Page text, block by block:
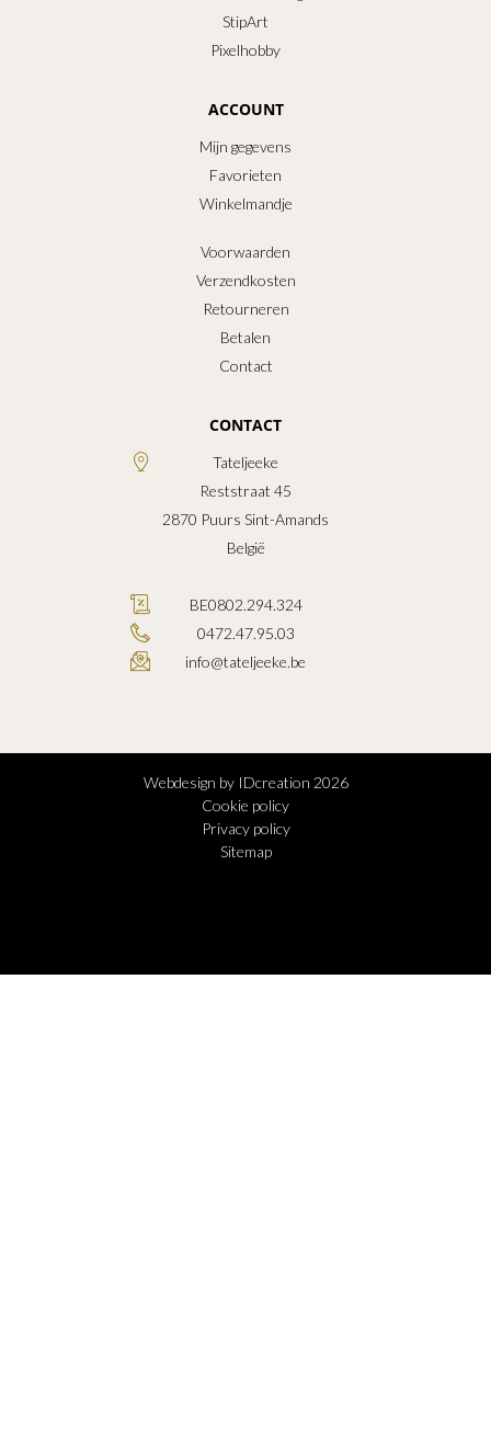
StipArt
Pixelhobby
ACCOUNT
Mijn gegevens
Favorieten
Winkelmandje
Voorwaarden
Verzendkosten
Retourneren
Betalen
Contact
CONTACT
Tateljeeke
Reststraat 45
2870 Puurs Sint-Amands
België
BE0802.294.324
0472.47.95.03
info@tateljeeke.be
Webdesign by IDcreation 2026
Cookie policy
Privacy policy
Sitemap